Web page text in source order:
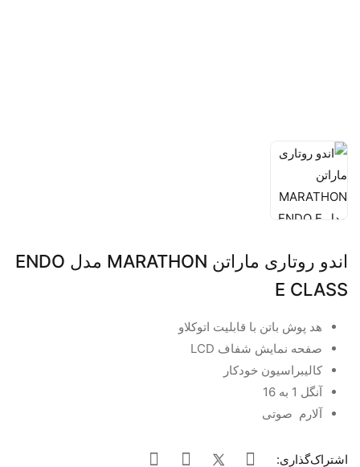
اندو روتاری ماراتن MARATHON مدل ENDO
E CLASS
هد پوش باتن با قابلیت اتوکلاو
صفحه نمایش شفاف LCD
کالیبراسیون خودکار
آنگل 1 به 16
آلارم صوتی
اشتراک‌گذاری: